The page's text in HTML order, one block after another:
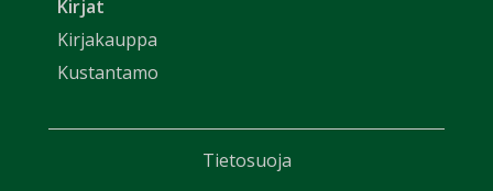
Kirjat
Kirjakauppa
Kustantamo
Tietosuoja